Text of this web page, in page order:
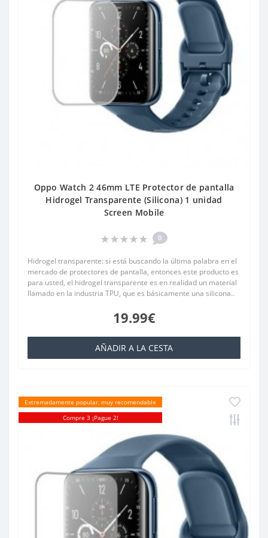
Oppo Watch 2 46mm LTE Protector de pantalla
Hidrogel Transparente (Silicona) 1 unidad
Screen Mobile
0
Hidrogel transparente: si está buscando la última palabra en el
mercado de protectores de pantalla, entonces este producto es
para usted, el hidrogel transparente es en realidad un material
llamado en la industria TPU, que es básicamente una silicona..
19.99€
AÑADIR A LA CESTA
Extremadamente popular, muy recomendable
Compre 3 ¡Pague 2!